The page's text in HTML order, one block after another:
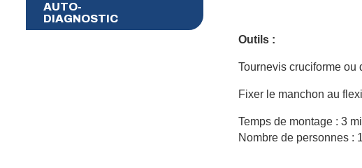
AUTO-
DIAGNOSTIC
Outils :
Tournevis cruciforme ou
Fixer le manchon au
Temps de montage : 3
Nombre de personnes : 1